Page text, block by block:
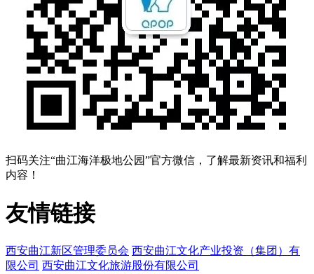
扫码关注“曲江海洋极地公园”官方微信，了解最新资讯和福利
内容！
友情链接
西安曲江新区管理委员会 西安曲江文化产业投资（集团）有
限公司 西安曲江文化旅游股份有限公司